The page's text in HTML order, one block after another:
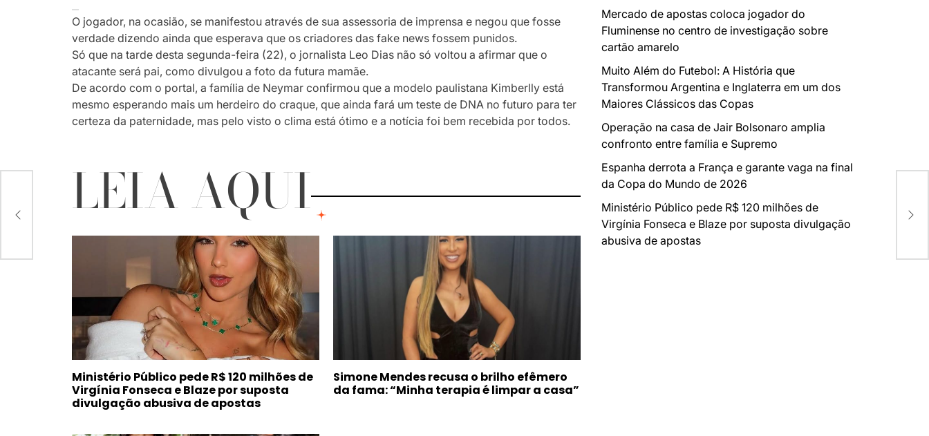
O jogador, na ocasião, se manifestou através de sua assessoria de imprensa e negou que fosse
verdade dizendo ainda que esperava que os criadores das fake news fossem punidos.
Só que na tarde desta segunda-feira (22), o jornalista Leo Dias não só voltou a afirmar que o
atacante será pai, como divulgou a foto da futura mamãe.
De acordo com o portal, a família de Neymar confirmou que a modelo paulistana Kimberlly está
mesmo esperando mais um herdeiro do craque, que ainda fará um teste de DNA no futuro para ter
certeza da paternidade, mas pelo visto o clima está ótimo e a notícia foi bem recebida por todos.
LEIA AQUI
Ministério Público pede R$ 120 milhões de
Virgínia Fonseca e Blaze por suposta
divulgação abusiva de apostas
Simone Mendes recusa o brilho efêmero
da fama: “Minha terapia é limpar a casa”
Mercado de apostas coloca jogador do
Fluminense no centro de investigação sobre
cartão amarelo
Muito Além do Futebol: A História que
Transformou Argentina e Inglaterra em um dos
Maiores Clássicos das Copas
Operação na casa de Jair Bolsonaro amplia
confronto entre família e Supremo
Espanha derrota a França e garante vaga na final
da Copa do Mundo de 2026
Ministério Público pede R$ 120 milhões de
Virgínia Fonseca e Blaze por suposta divulgação
abusiva de apostas